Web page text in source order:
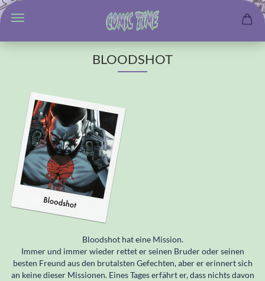
BLOODSHOT
Bloodshot hat eine Mission.
Immer und immer wieder rettet er seinen Bruder oder seinen
besten Freund aus den brutalsten Gefechten, aber er erinnert sich
an keine dieser Missionen. Eines Tages erfährt er, dass nichts davon